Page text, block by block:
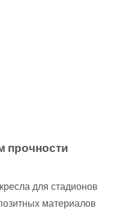
прочности
для стадионов
материалов